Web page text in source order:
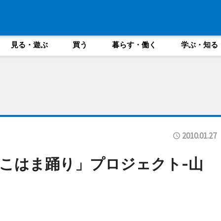
見る・遊ぶ 買う 暮らす・働く 学ぶ・知る
2010.01.27
はま踊り」プロジェクト-山